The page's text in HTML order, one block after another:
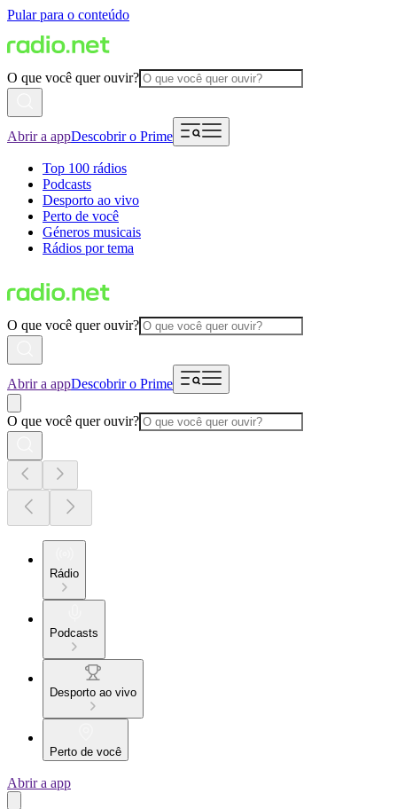
Pular para o conteúdo
O que você quer ouvir?
Abrir a appDescobrir o Prime
Top 100 rádios
Podcasts
Desporto ao vivo
Perto de você
Géneros musicais
Rádios por tema
O que você quer ouvir?
Abrir a appDescobrir o Prime
O que você quer ouvir?
Rádio
Podcasts
Desporto ao vivo
Perto de você
Abrir a app